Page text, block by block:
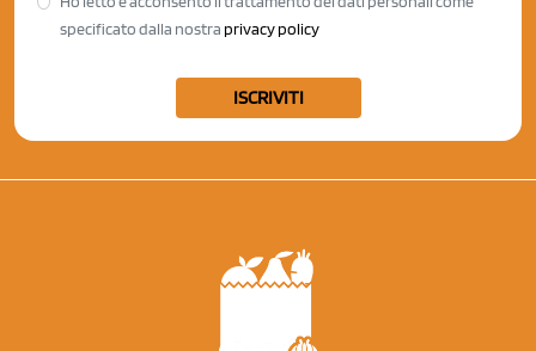
specificato dalla nostra privacy policy
ISCRIVITI